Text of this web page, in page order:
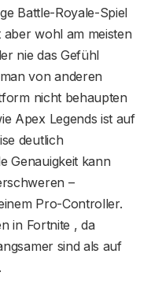
Battle-Royale-Spiel
wohl am meisten
nie das Gefühl
von anderen
nicht behaupten
Apex Legends ist auf
deutlich
Genauigkeit kann
–
Pro-Controller.
in Fortnite , da
sind als auf